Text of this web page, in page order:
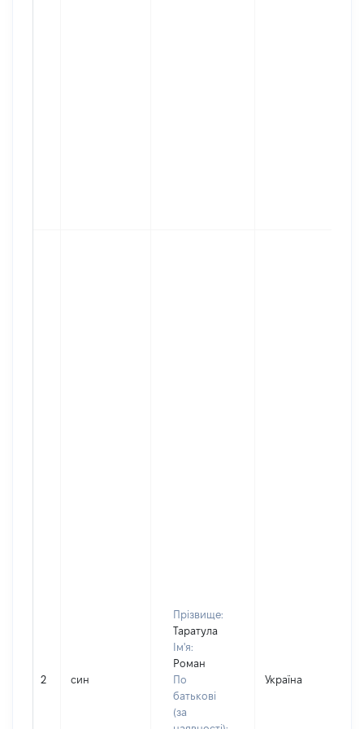
2 син
Прізвище:
Таратула
Ім'я:
Роман
По
батькові
(за
Україна